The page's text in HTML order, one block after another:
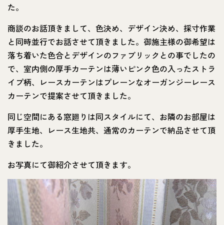
た。
商談のお話頂きまして、色決め、デザイン決め、採寸作業
と同時並行でお話させて頂きました。御施主様の御希望は
落ち着いた色合とデザインのファブリックとの事でしたの
で、室内側の厚手カーテンは薄いピンク色の入ったストラ
イプ柄、レースカーテンはプレーンなオーガンジーレース
カーテンで提案させて頂きました。
同じ空間にある窓廻りは同スタイルにて、お隣のお部屋は
厚手生地、レース生地共、通常のカーテンで納品させて頂
きました。
お写真にて御紹介させて頂きます。